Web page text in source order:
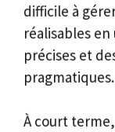
difficile à
réalisables
précises et
pragmatiques.
À court